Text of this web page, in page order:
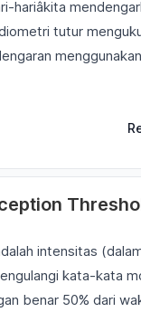
hariâkita
tutur
intensitas
kata-kata
benar 50% dari